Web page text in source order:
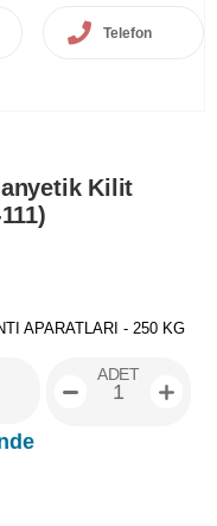
Telefon
Kilit
APARATLARI - 250 KG
ADET